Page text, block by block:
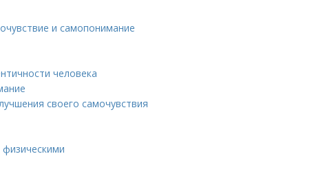
и самопонимание
человека
своего самочувствия